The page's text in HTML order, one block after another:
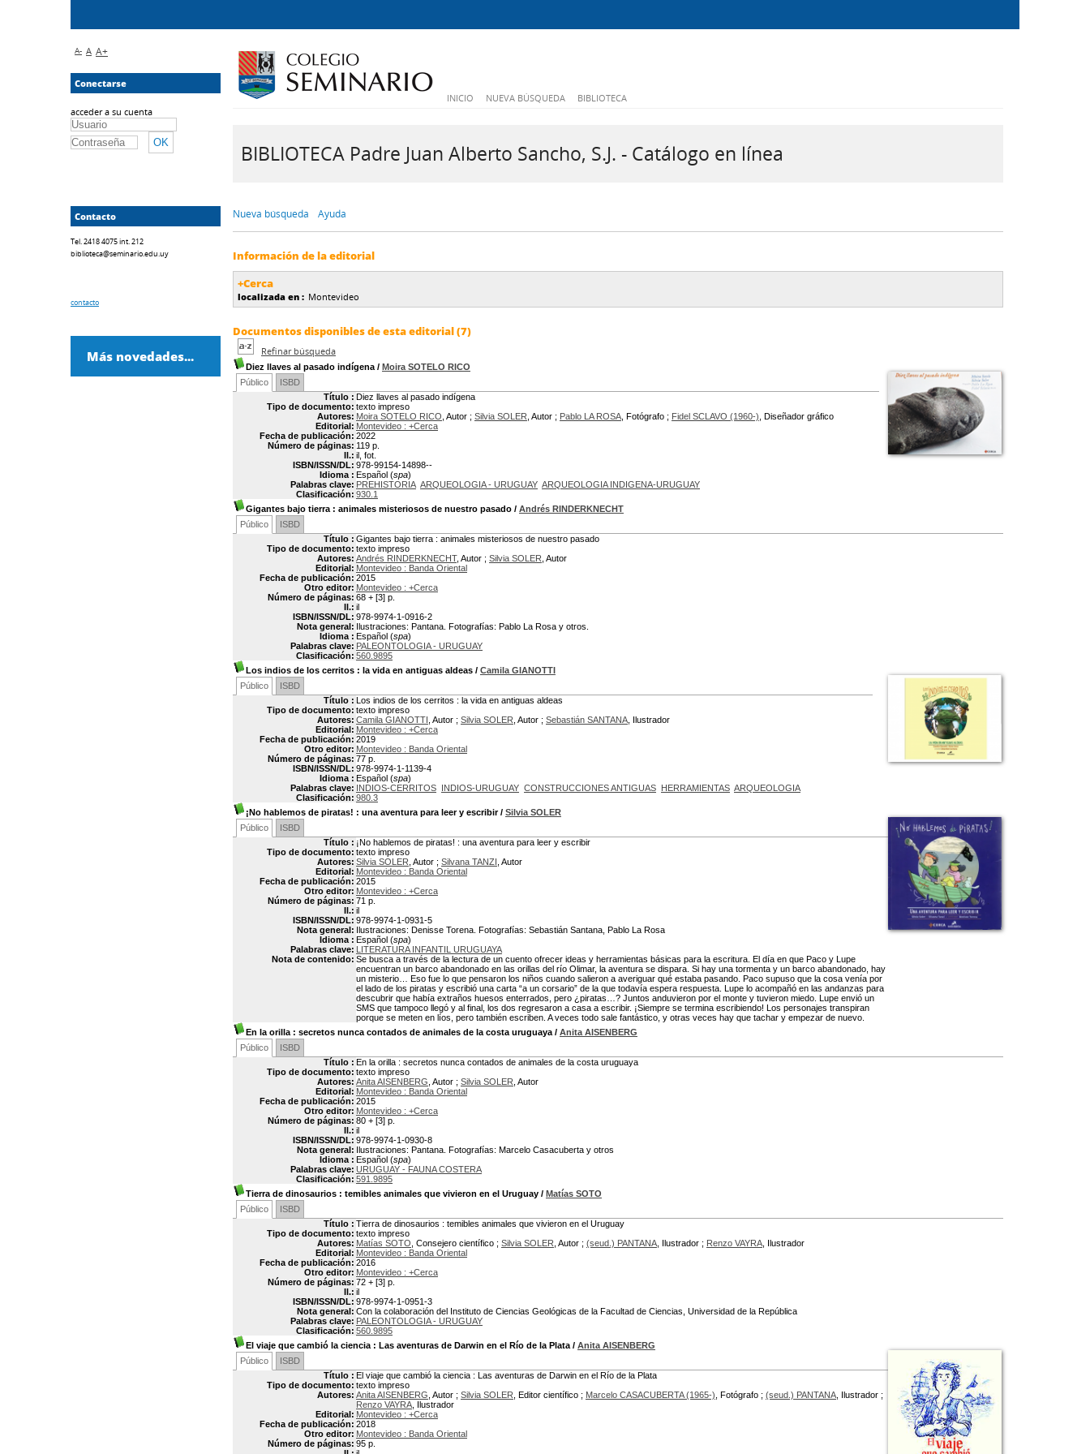
INICIO NUEVA BÚSQUEDA BIBLIOTECA
BIBLIOTECA Padre Juan Alberto Sancho, S.J. - Catálogo en línea
Nueva búsqueda Ayuda
Información de la editorial
+Cerca
localizada en : Montevideo
Documentos disponibles de esta editorial (7)
Refinar búsqueda
Diez llaves al pasado indígena / Moira SOTELO RICO
Público
ISBD
Título : Diez llaves al pasado indígena
Tipo de documento: texto impreso
Autores: Moira SOTELO RICO , Autor ; Silvia SOLER , Autor ; Pablo LA ROSA , Fotógrafo ; Fidel SCLAVO (1960-) , Diseñador gráfico
Editorial: Montevideo : +Cerca
Fecha de publicación: 2022
Número de páginas: 119 p.
Il.: il, fot.
ISBN/ISSN/DL: 978-99154-14898--
Idioma : Español (spa)
Palabras clave: PREHISTORIA ARQUEOLOGIA - URUGUAY ARQUEOLOGIA INDIGENA-URUGUAY
Clasificación: 930.1
Gigantes bajo tierra : animales misteriosos de nuestro pasado / Andrés RINDERKNECHT
Público
ISBD
Título : Gigantes bajo tierra : animales misteriosos de nuestro pasado
Tipo de documento: texto impreso
Autores: Andrés RINDERKNECHT, Autor ; Silvia SOLER , Autor
Editorial: Montevideo : Banda Oriental
Fecha de publicación: 2015
Otro editor: Montevideo : +Cerca
Número de páginas: 68 + [3] p.
Il.: il
ISBN/ISSN/DL: 978-9974-1-0916-2
Nota general: Ilustraciones: Pantana. Fotografías: Pablo La Rosa y otros.
Idioma : Español (spa)
Palabras clave: PALEONTOLOGIA - URUGUAY
Clasificación: 560.9895
Los indios de los cerritos : la vida en antiguas aldeas / Camila GIANOTTI
Público
ISBD
Título : Los indios de los cerritos : la vida en antiguas aldeas
Tipo de documento: texto impreso
Autores: Camila GIANOTTI , Autor ; Silvia SOLER , Autor ; Sebastián SANTANA , Ilustrador
Editorial: Montevideo : +Cerca
Fecha de publicación: 2019
Otro editor: Montevideo : Banda Oriental
Número de páginas: 77 p.
ISBN/ISSN/DL: 978-9974-1-1139-4
Idioma : Español (spa)
Palabras clave: INDIOS-CERRITOS INDIOS-URUGUAY CONSTRUCCIONES ANTIGUAS HERRAMIENTAS ARQUEOLOGIA
Clasificación: 980.3
¡No hablemos de piratas! : una aventura para leer y escribir/ Silvia SOLER
Público
ISBD
Título : ¡No hablemos de piratas! : una aventura para leer y escribir
Tipo de documento: texto impreso
Autores: Silvia SOLER , Autor ; Silvana TANZI , Autor
Editorial: Montevideo : Banda Oriental
Fecha de publicación: 2015
Otro editor: Montevideo : +Cerca
Número de páginas: 71 p.
Il.: il
ISBN/ISSN/DL: 978-9974-1-0931-5
Nota general: Ilustraciones: Denisse Torena. Fotografías: Sebastián Santana, Pablo La Rosa
Idioma : Español (spa)
Palabras clave: LITERATURA INFANTIL URUGUAYA
Nota de contenido: Se busca a través de la lectura de un cuento ofrecer ideas y herramientas básicas para la escritura. El día en que Paco y Lupe
encuentran un barco abandonado en las orillas del río Olimar, la aventura se dispara. Si hay una tormenta y un barco abandonado, hay
un misterio… Eso fue lo que pensaron los niños cuando salieron a averiguar qué estaba pasando. Paco supuso que la cosa venía por
el lado de los piratas y escribió una carta “a un corsario” de la que todavía espera respuesta. Lupe lo acompañó en las andanzas para
descubrir que había extraños huesos enterrados, pero ¿piratas…? Juntos anduvieron por el monte y tuvieron miedo. Lupe envió un
SMS que tampoco llegó y al final, los dos regresaron a casa a escribir. ¡Siempre se termina escribiendo! Los personajes transpiran
porque se meten en líos, pero también escriben. A veces todo sale fantástico, y otras veces hay que tachar y empezar de nuevo.
En la orilla : secretos nunca contados de animales de la costa uruguaya / Anita AISENBERG
Público
ISBD
Título : En la orilla : secretos nunca contados de animales de la costa uruguaya
Tipo de documento: texto impreso
Autores: Anita AISENBERG , Autor ; Silvia SOLER , Autor
Editorial: Montevideo : Banda Oriental
Fecha de publicación: 2015
Otro editor: Montevideo : +Cerca
Número de páginas: 80 + [3] p.
Il.: il
ISBN/ISSN/DL: 978-9974-1-0930-8
Nota general: Ilustraciones: Pantana. Fotografías: Marcelo Casacuberta y otros
Idioma : Español (spa)
Palabras clave: URUGUAY - FAUNA COSTERA
Clasificación: 591.9895
Tierra de dinosaurios : temibles animales que vivieron en el Uruguay / Matías SOTO
Público
ISBD
Título : Tierra de dinosaurios : temibles animales que vivieron en el Uruguay
Tipo de documento: texto impreso
Autores: Matías SOTO , Consejero científico ; Silvia SOLER , Autor ; (seud.) PANTANA , Ilustrador ; Renzo VAYRA , Ilustrador
Editorial: Montevideo : Banda Oriental
Fecha de publicación: 2016
Otro editor: Montevideo : +Cerca
Número de páginas: 72 + [3] p.
Il.: il
ISBN/ISSN/DL: 978-9974-1-0951-3
Nota general: Con la colaboración del Instituto de Ciencias Geológicas de la Facultad de Ciencias, Universidad de la República
Palabras clave: PALEONTOLOGIA - URUGUAY
Clasificación: 560.9895
El viaje que cambió la ciencia : Las aventuras de Darwin en el Río de la Plata / Anita AISENBERG
Público
ISBD
Título : El viaje que cambió la ciencia : Las aventuras de Darwin en el Río de la Plata
Tipo de documento: texto impreso
Autores: Anita AISENBERG , Autor ; Silvia SOLER , Editor científico ; Marcelo CASACUBERTA (1965-) , Fotógrafo ; (seud.) PANTANA , Ilustrador ;
Renzo VAYRA , Ilustrador
Editorial: Montevideo : +Cerca
Fecha de publicación: 2018
Otro editor: Montevideo : Banda Oriental
Número de páginas: 95 p.
A- A A+
Conectarse
acceder a su cuenta
Contacto
Tel. 2418 4075 int. 212
biblioteca@seminario.edu.uy
contacto
Más novedades...